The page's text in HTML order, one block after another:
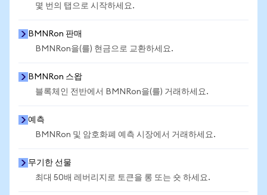
몇 번의 탭으로 시작하세요.
BMNRon 판매
BMNRon을(를) 현금으로 교환하세요.
BMNRon 스왑
블록체인 전반에서 BMNRon을(를) 거래하세요.
예측
BMNRon 및 암호화폐 예측 시장에서 거래하세요.
무기한 선물
최대 50배 레버리지로 토큰을 롱 또는 숏 하세요.